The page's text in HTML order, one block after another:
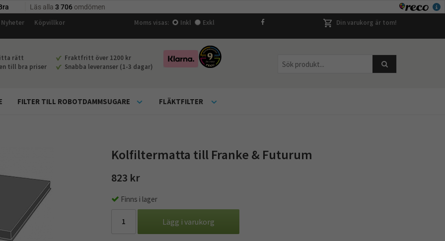
Nyheter Köpvillkor Din varukorg är tom!
Moms visas: Inkl Exkl
rätt
Fraktfritt över 1200 kr
till bra priser
Snabba leveranser (1-3 dagar)
FILTER TILL ROBOTDAMMSUGARE FLÄKTFILTER
Kolfiltermatta till Franke & Futurum
823 kr
Finns i lager
Lägg i varukorg